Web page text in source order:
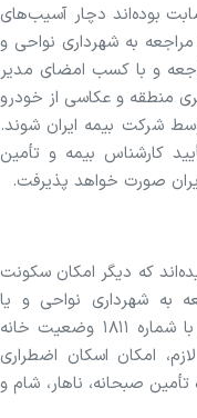
بوده‌اند دچار آسیب‌های
به شهرداری نواحی و
و با کسب امضای مدیر
منطقه و عکاسی از خودرو
شرکت بیمه ایران شوند.
کارشناس بیمه و تأمین
صورت خواهد پذیرفت.
که دیگر امکان سکونت
به شهرداری نواحی و یا
پایگاه‌های ویژه مدیریت بحران و یا تماس با شماره ۱۸۱۱ وضعیت خانه
امکان اسکان اضطراری
صبحانه، ناهار، شام و